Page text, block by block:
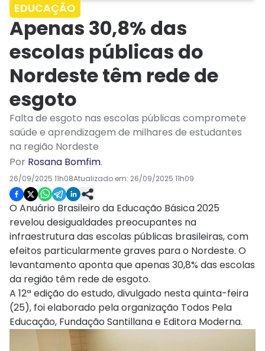
EDUCAÇÃO
Apenas 30,8% das
escolas públicas do
Nordeste têm rede de
esgoto
Falta de esgoto nas escolas públicas compromete
saúde e aprendizagem de milhares de estudantes
na região Nordeste
Por Rosana Bomfim.
26/09/2025 11h08Atualizado em: 26/09/2025 11h09
O Anuário Brasileiro da Educação Básica 2025
revelou desigualdades preocupantes na
infraestrutura das escolas públicas brasileiras, com
efeitos particularmente graves para o Nordeste. O
levantamento aponta que apenas 30,8% das escolas
da região têm rede de esgoto.
A 12ª edição do estudo, divulgado nesta quinta-feira
(25), foi elaborado pela organização Todos Pela
Educação, Fundação Santillana e Editora Moderna.